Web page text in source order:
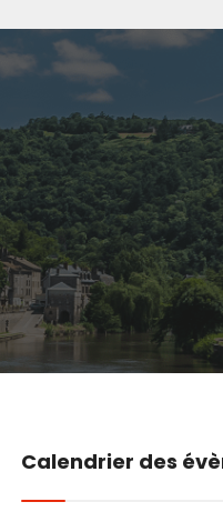
Calendrier des